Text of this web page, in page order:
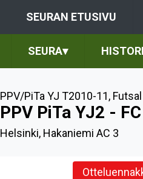
SEURAN ETUSIVU
SEURA▾
PPV/PiTa YJ T2010-11,
PPV PiTa YJ2 -
Helsinki, Hakaniemi AC 3